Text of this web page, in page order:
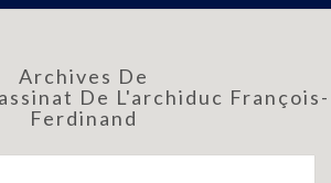
Archives De
De L'archiduc François-
Ferdinand